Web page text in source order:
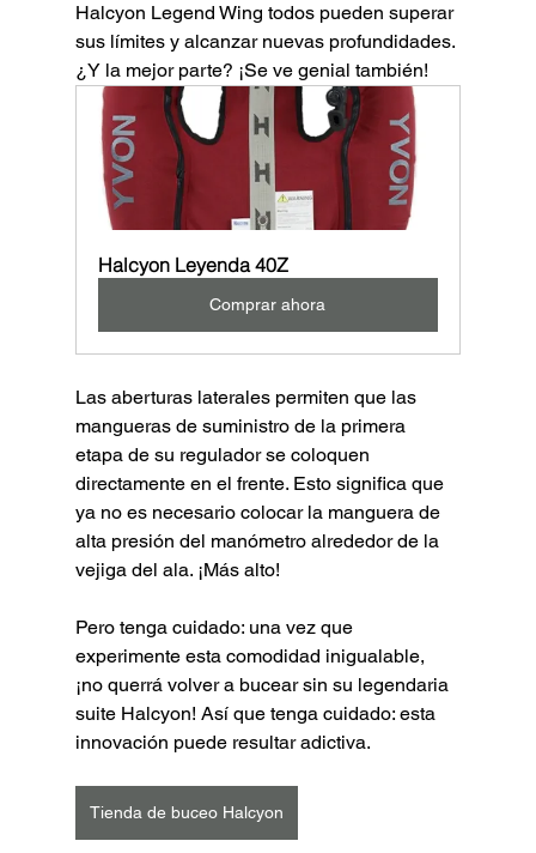
Halcyon Legend Wing todos pueden superar
sus límites y alcanzar nuevas profundidades.
¿Y la mejor parte? ¡Se ve genial también!
Halcyon Leyenda 40Z
Comprar ahora
Las aberturas laterales permiten que las
mangueras de suministro de la primera
etapa de su regulador se coloquen
directamente en el frente. Esto significa que
ya no es necesario colocar la manguera de
alta presión del manómetro alrededor de la
vejiga del ala. ¡Más alto!
Pero tenga cuidado: una vez que
experimente esta comodidad inigualable,
¡no querrá volver a bucear sin su legendaria
suite Halcyon! Así que tenga cuidado: esta
innovación puede resultar adictiva.
Tienda de buceo Halcyon